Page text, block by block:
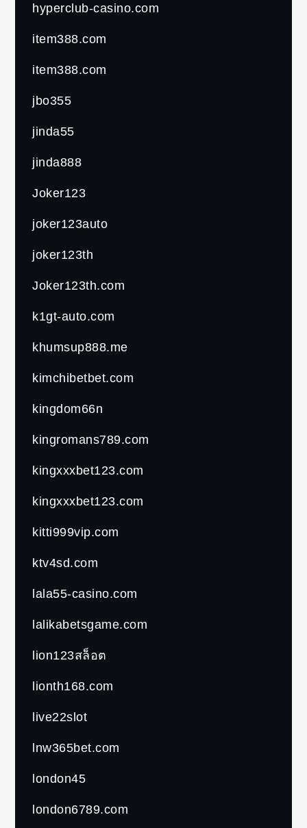
hyperclub-casino.com
item388.com
item388.com
jbo355
jinda55
jinda888
Joker123
joker123auto
joker123th
Joker123th.com
k1gt-auto.com
khumsup888.me
kimchibetbet.com
kingdom66n
kingromans789.com
kingxxxbet123.com
kingxxxbet123.com
kitti999vip.com
ktv4sd.com
lala55-casino.com
lalikabetsgame.com
lion123สล็อต
lionth168.com
live22slot
lnw365bet.com
london45
london6789.com